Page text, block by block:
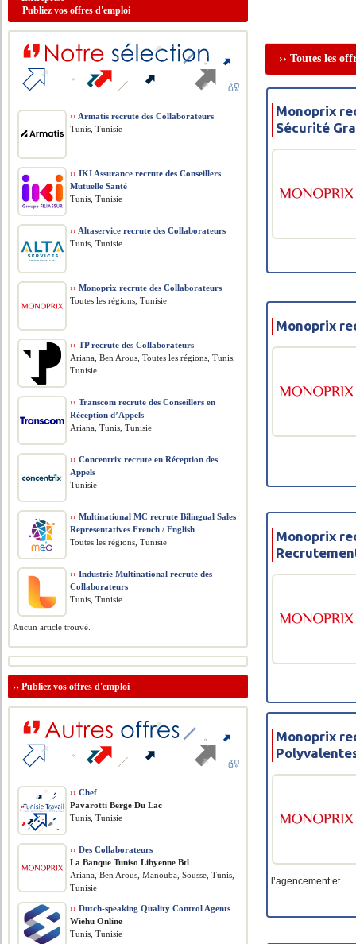
›› Toutes les
Monoprix
Sécurité
Monoprix
Monoprix
Monoprix
l’agencement et ...
Publiez vos offres d'emploi
›› Armatis recrute des Collaborateurs
Tunis, Tunisie
›› IKI Assurance recrute des Conseillers
Mutuelle Santé
Tunis, Tunisie
›› Altaservice recrute des Collaborateurs
Tunis, Tunisie
›› Monoprix recrute des Collaborateurs
Toutes les régions, Tunisie
›› TP recrute des Collaborateurs
Ariana, Ben Arous, Toutes les régions, Tunis,
Tunisie
›› Transcom recrute des Conseillers en
Réception d’Appels
Ariana, Tunis, Tunisie
›› Concentrix recrute en Réception des
Appels
Tunisie
›› Multinational MC recrute Bilingual Sales
Representatives French / English
Toutes les régions, Tunisie
›› Industrie Multinational recrute des
Collaborateurs
Tunis, Tunisie
Aucun article trouvé.
››Publiez vos offres d'emploi
›› Chef
Pavarotti Berge Du Lac
Tunis, Tunisie
›› Des Collaborateurs
La Banque Tuniso Libyenne Btl
Ariana, Ben Arous, Manouba, Sousse, Tunis,
Tunisie
›› Dutch-speaking Quality Control Agents
Wiehu Online
Tunis, Tunisie